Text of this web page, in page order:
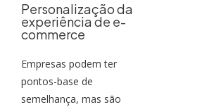
Personalização da
experiência de e-
commerce
Empresas podem ter
pontos-base de
semelhança, mas são